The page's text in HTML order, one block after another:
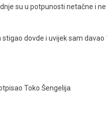
su u potpunosti netačne i
stigao dovde i uvijek sam
Toko Šengelija